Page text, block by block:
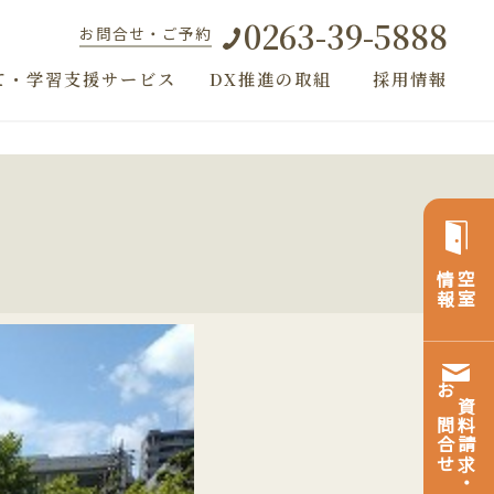
お問合せ・ご予約 0263-39-5888
・学習支援サービス DX推進の取組 採用情報
空室
情報
資料請求・
お問合せ